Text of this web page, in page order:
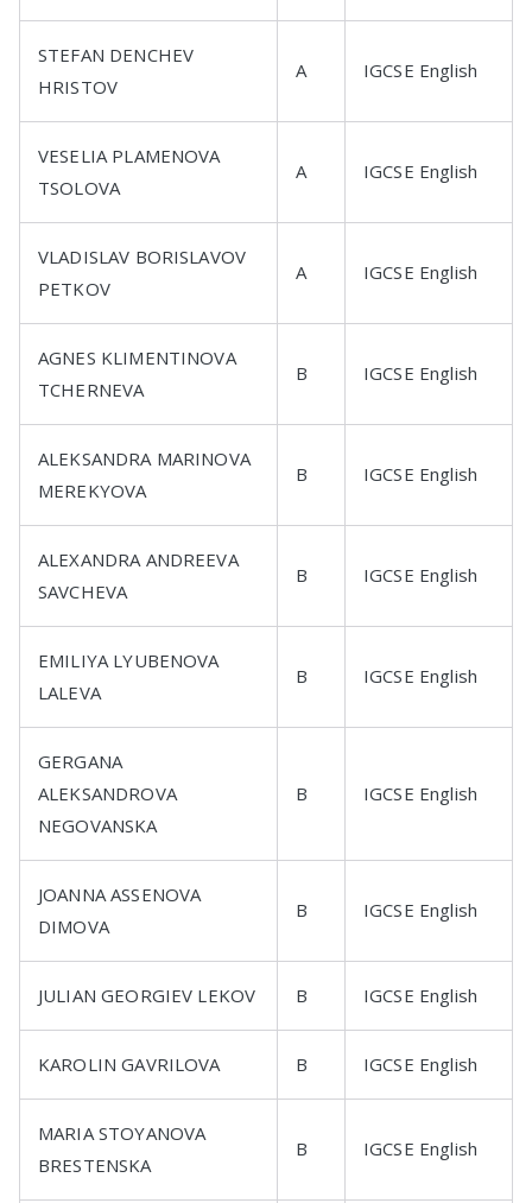
STEFAN DENCHEV
HRISTOV
A IGCSE English
VESELIA PLAMENOVA
TSOLOVA
A IGCSE English
VLADISLAV BORISLAVOV
PETKOV
A IGCSE English
AGNES KLIMENTINOVA
TCHERNEVA
B IGCSE English
ALEKSANDRA MARINOVA
MEREKYOVA
B IGCSE English
ALEXANDRA ANDREEVA
SAVCHEVA
B IGCSE English
EMILIYA LYUBENOVA
LALEVA
B IGCSE English
GERGANA
ALEKSANDROVA
NEGOVANSKA
B IGCSE English
JOANNA ASSENOVA
DIMOVA
B IGCSE English
JULIAN GEORGIEV LEKOV B IGCSE English
KAROLIN GAVRILOVA B IGCSE English
MARIA STOYANOVA
BRESTENSKA
B IGCSE English